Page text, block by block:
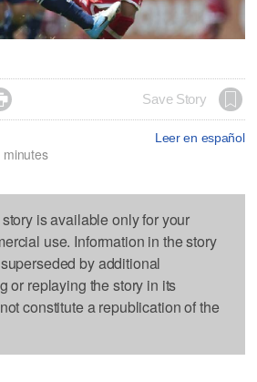
Save Story
Leer en español
is available only for your
use. Information in the story
by additional
or replaying the story in its
constitute a republication of the